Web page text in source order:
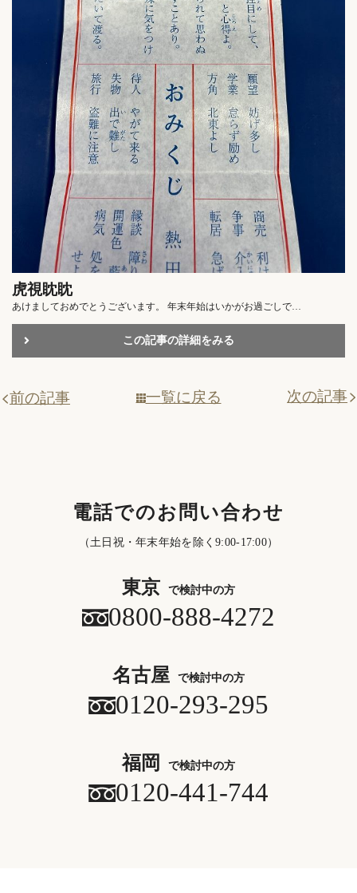
虎視眈眈
あけましておめでとうございます。 年末年始はいかがお過ごしで…
この記事の詳細をみる
前の記事 一覧に戻る 次の記事
電話でのお問い合わせ
（土日祝・年末年始を除く9:00-17:00）
東京 で検討中の方
0800-888-4272
名古屋 で検討中の方
0120-293-295
福岡 で検討中の方
0120-441-744